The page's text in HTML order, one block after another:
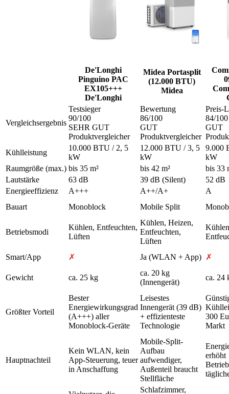
De'Longhi
Pinguino PAC
EX105+++
De'Longhi
Midea Portasplit
(12.000 BTU)
Midea
Vergleichsergebnis
Testsieger
90/100
SEHR GUT
Produktvergleicher
Bewertung
86/100
GUT
Produktvergleicher
Preis-
84/100
GUT
Kühlleistung
10.000 BTU / 2, 5
kW
12.000 BTU / 3, 5
kW
9.000
kW
Raumgröße (max.) bis 35 m² bis 42 m²
bis 33
Lautstärke
63 dB 39 dB (Silent)
52 dB
Energieeffizienz
A+++ A++/A+
A
Bauart
Monoblock Mobile Split
Betriebsmodi
Kühlen, Entfeuchten,
Lüften
Kühlen, Heizen,
Entfeuchten,
Lüften
Smart/App ✗ Ja (WLAN + App) ✗
Gewicht ca. 25 kg
ca. 20 kg
(Innengerät)
ca. 24
Größter Vorteil
Bester
Energiewirkungsgrad
(A+++) aller
Monoblock-Geräte
Leisestes
Innengerät (39 dB)
+ effizienteste
Technologie
300
Markt
Hauptnachteil
Kein WLAN, kein
App-Steuerung, teuer
in Anschaffung
Mobile-Split-
Aufbau
aufwendiger,
Außenteil braucht
Stellfläche
erhöht
Schlafzimmer,